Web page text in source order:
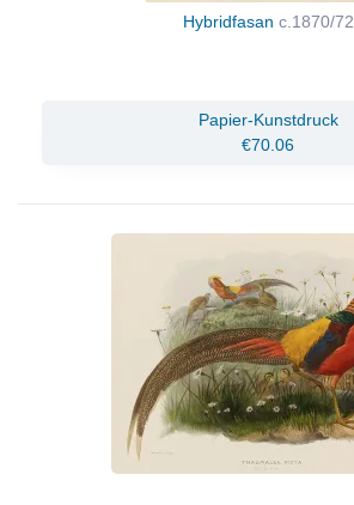
Hybridfasan c.1870/72
Papier-Kunstdruck
€70.06